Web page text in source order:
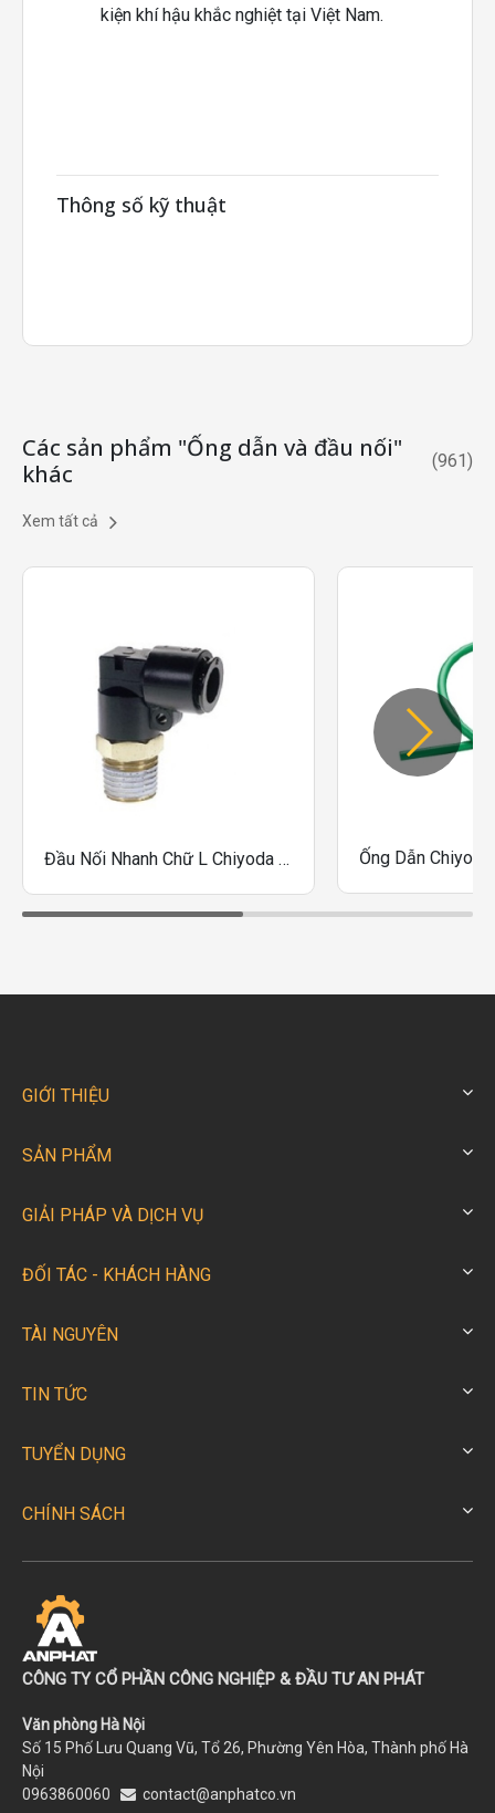
kiện khí hậu khắc nghiệt tại Việt Nam.
Thông số kỹ thuật
Các sản phẩm "Ống dẫn và đầu nối"
khác
(961)
Xem tất cả
Đầu Nối Nhanh Chữ L Chiyoda Touch Connector Fuji Male Elbow (Resin Body)
GIỚI THIỆU
SẢN PHẨM
GIẢI PHÁP VÀ DỊCH VỤ
ĐỐI TÁC - KHÁCH HÀNG
TÀI NGUYÊN
TIN TỨC
TUYỂN DỤNG
CHÍNH SÁCH
CÔNG TY CỔ PHẦN CÔNG NGHIỆP & ĐẦU TƯ AN PHÁT
Văn phòng Hà Nội
Số 15 Phố Lưu Quang Vũ, Tổ 26, Phường Yên Hòa, Thành phố Hà
Nội
0963860060
contact@anphatco.vn